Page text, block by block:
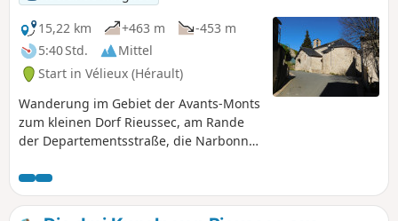
15,22 km
+463 m
-453 m
5:40 Std.
Mittel
Start in Vélieux (Hérault)
Wanderung im Gebiet der Avants-Monts
zum kleinen Dorf Rieussec, am Rande
der Departementsstraße, die Narbonne
wobei man einen Abschnitt desGR® 77
ab Vélieux und einen Teil der Grande
Traversée de l'Hérault nutzt, um in